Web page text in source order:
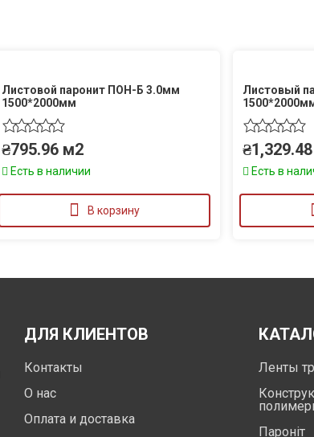
Листовой паронит ПОН-Б 3.0мм
1500*2000мм
₴795.96 м2
Есть в наличии
В корзину
Листовый
₴1,329.48
Есть в
ДЛЯ КЛИЕНТОВ
Контакты
О нас
Оплата и доставка
Ленты
Пароніт